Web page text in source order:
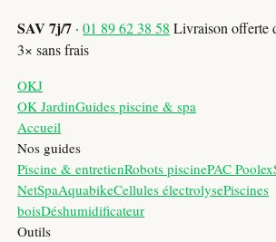
SAV 7j/7 ·01 89 62 38 58 Livraison offerte
3× sans frais
OKJ
OK JardinGuides piscine & spa
Accueil
Nos guides
Piscine & entretienRobots piscinePAC Poolex
NetSpaAquabikeCellules électrolysePiscines
boisDéshumidificateur
Outils